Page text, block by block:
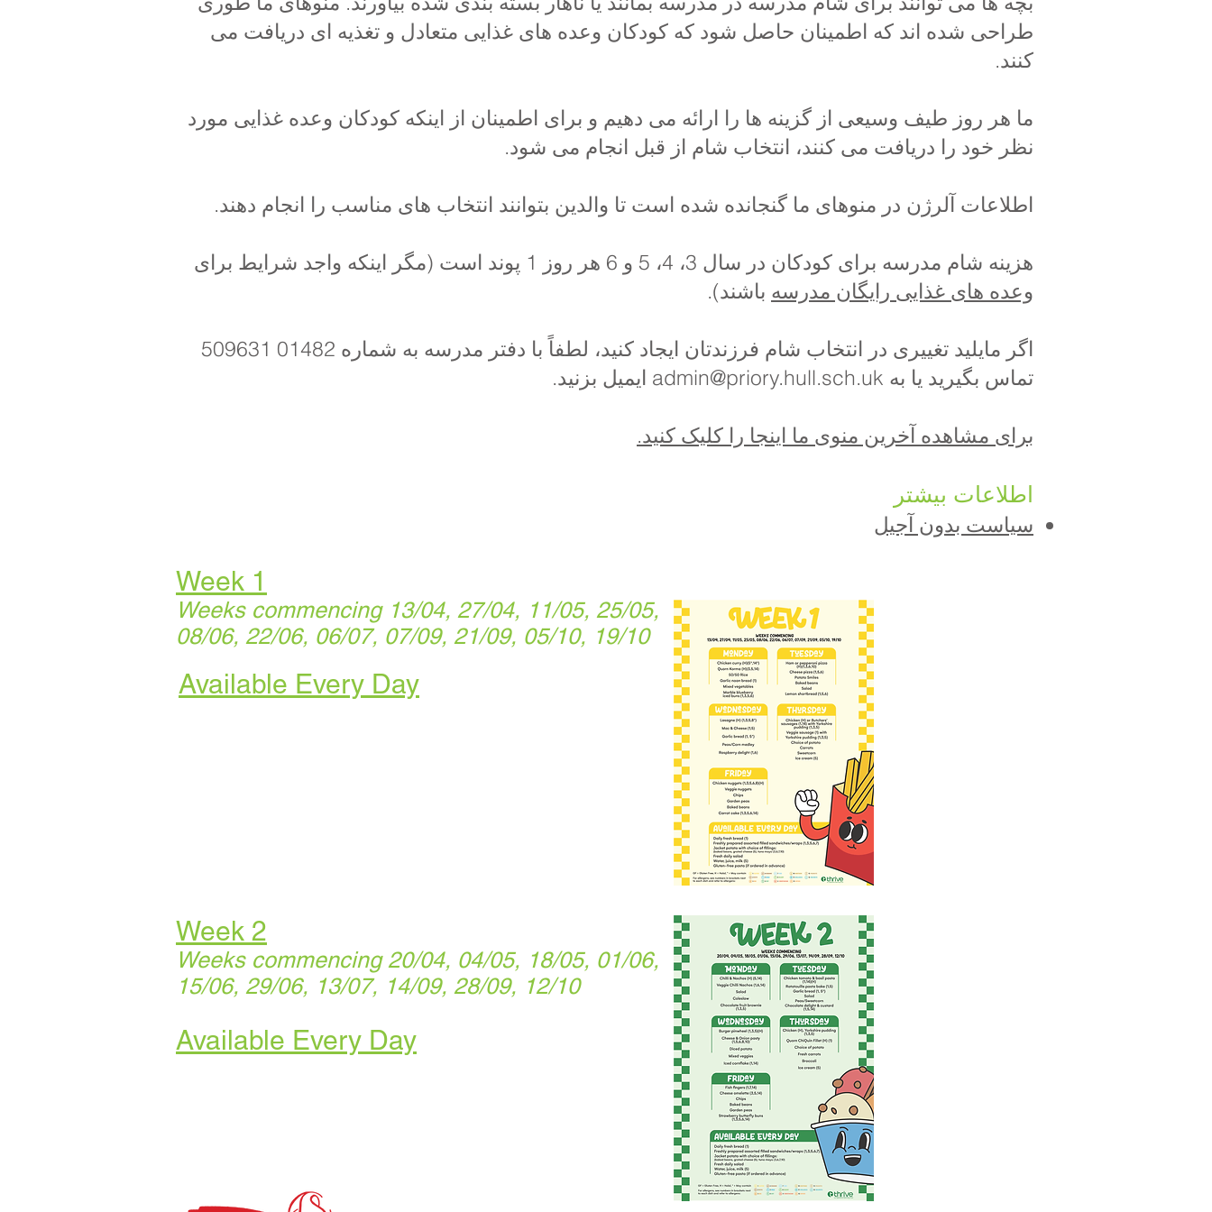
طراحی شده اند که اطمینان حاصل شود که کودکان وعده های غذایی متعادل و تغذیه ای دریافت می
کنند. ​
ما هر روز طیف وسیعی از گزینه ها را ارائه می دهیم و برای اطمینان از اینکه کودکان وعده غذایی مورد
نظر خود را دریافت می کنند، انتخاب شام از قبل انجام می شود.
اطلاعات آلرژن در منوهای ما گنجانده شده است تا والدین بتوانند انتخاب های مناسب را انجام دهند.
هزینه شام مدرسه برای کودکان در سال 3، 4، 5 و 6 هر روز 1 پوند است (مگر اینکه واجد شرایط برای
وعده های غذایی رایگان مدرسه باشند).
اگر مایلید تغییری در انتخاب شام فرزندتان ایجاد کنید، لطفاً با دفتر مدرسه به شماره 01482 509631
تماس بگیرید یا به admin@priory.hull.sch.uk ایمیل بزنید.
برای مشاهده آخرین منوی ما اینجا را کلیک کنید.
اطلاعات بیشتر
سیاست بدون آجیل
Week 1
Weeks commencing 13/04, 27/04, 11/05, 25/05,
08/06, 22/06, 06/07, 07/09, 21/09, 05/10, 19/10
Available Every Day
Week 2
Weeks commencing 20/04, 04/05, 18/05, 01/06,
15/06, 29/06, 13/07, 14/09, 28/09, 12/10
Available Every Day